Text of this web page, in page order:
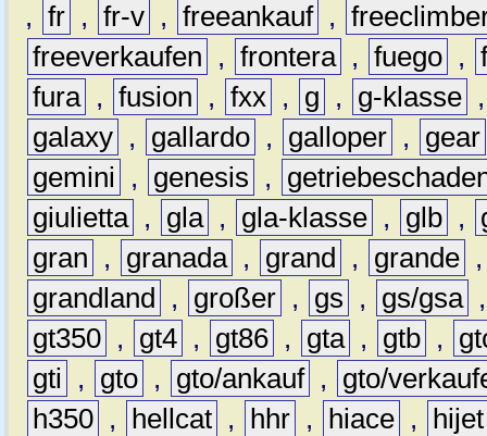
, fr , fr-v , freeankauf ,
freeverkaufen
, frontera , fuego ,
fura , fusion , fxx , g , g-klasse
galaxy , gallardo , galloper ,
gear
gemini
, genesis ,
giulietta , gla , gla-klasse , glb ,
gran
, granada , grand , grande
grandland
, großer , gs , gs/gsa
gt350 , gt4 , gt86 , gta , gtb ,
gti
, gto , gto/ankauf ,
gto/
h350 , hellcat , hhr , hiace ,
hijet